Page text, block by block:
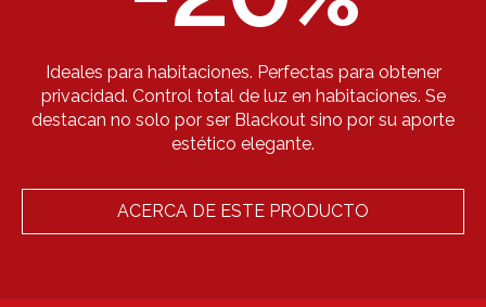
Ideales para habitaciones. Perfectas para obtener
privacidad. Control total de luz en habitaciones. Se
destacan no solo por ser Blackout sino por su aporte
estético elegante.
ACERCA DE ESTE PRODUCTO